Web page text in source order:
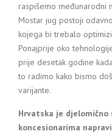
raspišemo međunarodni
Mostar jug postoji
kojega bi trebalo
Ponajprije oko
prije desetak godine
to radimo kako bismo
varijante.
Hrvatska je
koncesionarima